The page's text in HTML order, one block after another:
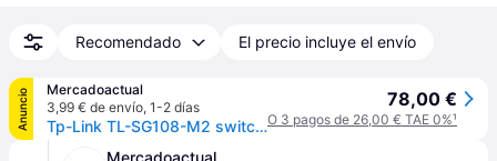
Recomendado El precio incluye el envío
Anuncio
Mercadoactual
3,99 € de envío, 1-2 días
Tp-Link TL-SG108-M2 switch Negro
78,00 €
O 3 pagos de 26,00 € TAE 0%¹
Mercadoactual